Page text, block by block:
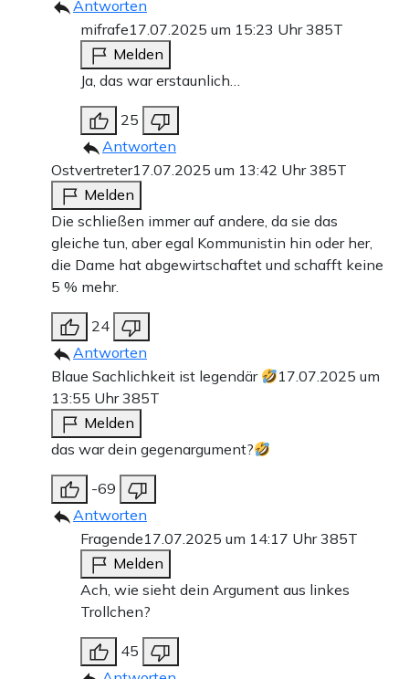
Antworten
mifrafe17.07.2025 um 15:23 Uhr385T
Melden
Ja, das war erstaunlich…
25
Antworten
Ostvertreter17.07.2025 um 13:42 Uhr385T
Melden
Die schließen immer auf andere, da sie das
gleiche tun, aber egal Kommunistin hin oder her,
die Dame hat abgewirtschaftet und schafft keine
5 % mehr.
24
Antworten
Blaue Sachlichkeit ist legendär
17.07.2025 um
13:55 Uhr385T
Melden
das war dein gegenargument?
-69
Antworten
Fragende17.07.2025 um 14:17 Uhr385T
Melden
Ach, wie sieht dein Argument aus linkes
Trollchen?
45